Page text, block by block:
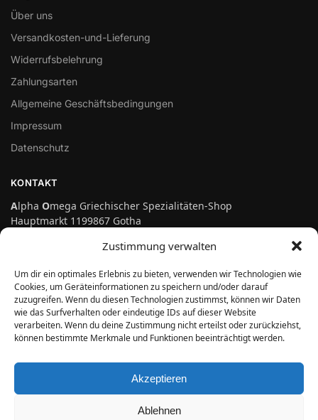
Zustimmung verwalten
Um dir ein optimales Erlebnis zu bieten, verwenden wir Technologien wie
Cookies, um Geräteinformationen zu speichern und/oder darauf
zuzugreifen. Wenn du diesen Technologien zustimmst, können wir Daten
wie das Surfverhalten oder eindeutige IDs auf dieser Website
verarbeiten. Wenn du deine Zustimmung nicht erteilst oder zurückziehst,
können bestimmte Merkmale und Funktionen beeinträchtigt werden.
Akzeptieren
Ablehnen
Über uns
Versandkosten-und-Lieferung
Widerrufsbelehrung
Zahlungsarten
Allgemeine Geschäftsbedingungen
Impressum
Datenschutz
KONTAKT
Alpha Omega Griechischer Spezialitäten-Shop
Hauptmarkt 1199867 Gotha
info@genuss-auf-griechisch.de
Vertrag widerrufen
ÖFFNUNGSZEITEN
Montag bis Freitag: